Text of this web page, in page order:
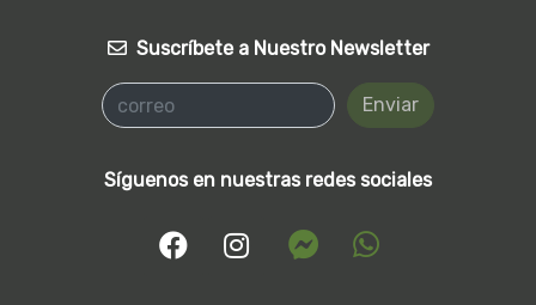
Suscríbete a Nuestro Newsletter
Enviar
Síguenos en nuestras redes sociales